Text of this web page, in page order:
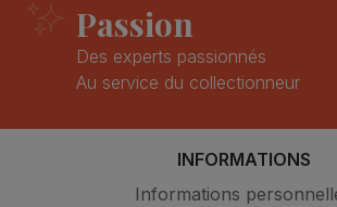
Passion
Des experts passionnés
Au service du collectionneur
INFORMATIONS
Informations